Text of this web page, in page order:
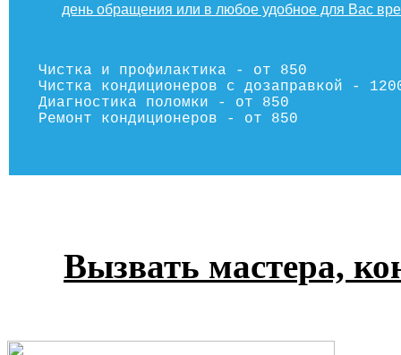
день обращения или в любое удобное для Вас
Чистка и профилактика - от 850
Чистка кондиционеров с дозаправкой -
Диагностика поломки - от 850
Ремонт кондиционеров - от 850
Вызвать мастера,